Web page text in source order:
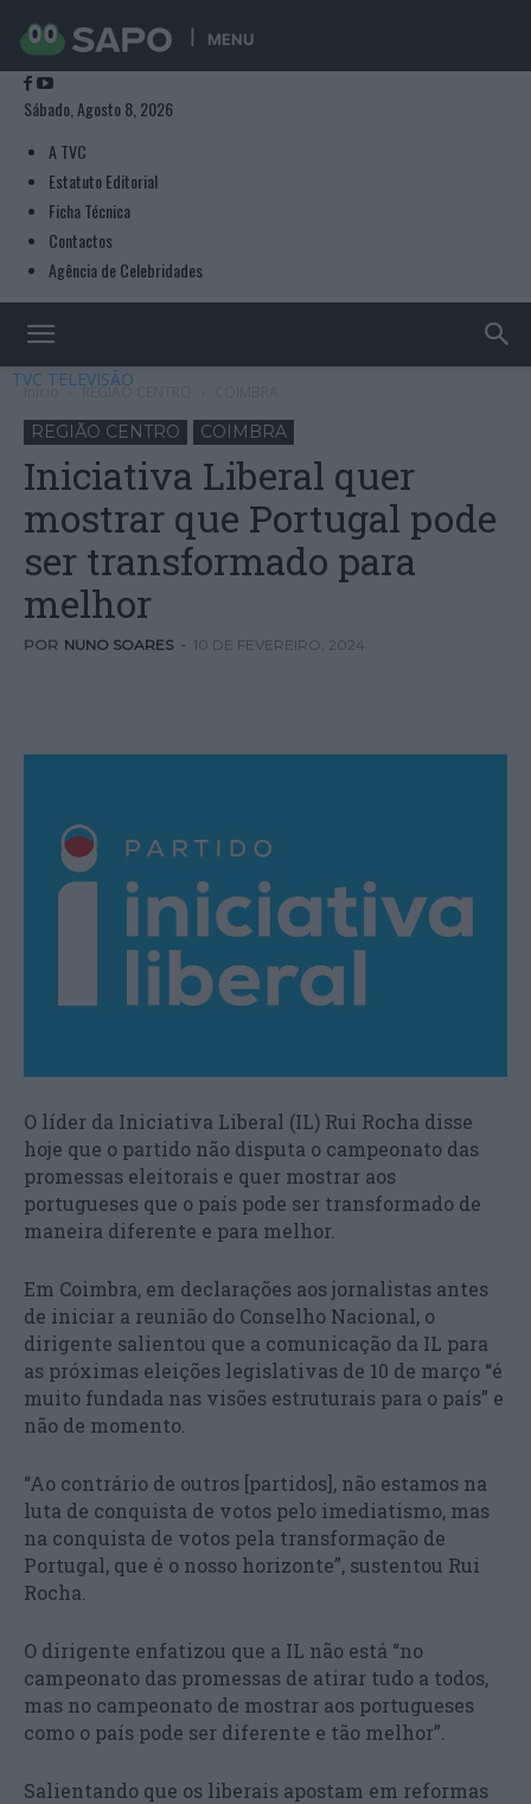
MENU
Sábado, Agosto 8, 2026
A TVC
Estatuto Editorial
Ficha Técnica
Contactos
Agência de Celebridades
TVC TELEVISÃO
Início REGIÃO CENTRO
REGIÃO CENTRO COIMBRA
Iniciativa Liberal quer
mostrar que Portugal pode
ser transformado para
melhor
POR NUNO SOARES - 10 DE FEVEREIRO, 2024
O líder da Iniciativa Liberal (IL) Rui Rocha disse
hoje que o partido não disputa o campeonato das
promessas eleitorais e quer mostrar aos
portugueses que o país pode ser transformado de
maneira diferente e para melhor.
Em Coimbra, em declarações aos jornalistas antes
de iniciar a reunião do Conselho Nacional, o
dirigente salientou que a comunicação da IL para
as próximas eleições legislativas de 10 de março “é
muito fundada nas visões estruturais para o país” e
não de momento.
“Ao contrário de outros [partidos], não estamos na
luta de conquista de votos pelo imediatismo, mas
na conquista de votos pela transformação de
Portugal, que é o nosso horizonte”, sustentou Rui
Rocha.
O dirigente enfatizou que a IL não está “no
campeonato das promessas de atirar tudo a todos,
mas no campeonato de mostrar aos portugueses
como o país pode ser diferente e tão melhor”.
Salientando que os liberais apostam em reformas